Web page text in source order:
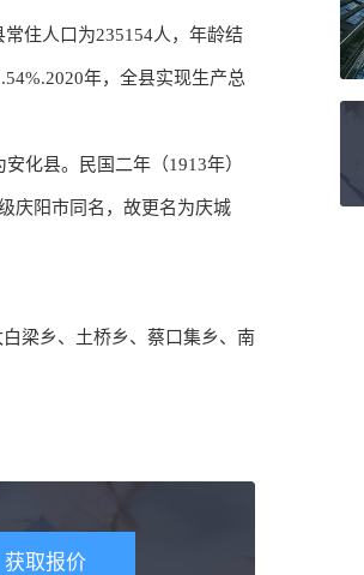
住人口为235154人，年龄结
年，全县实现生产总
化县。民国二年（1913年）
庆阳市同名，故更名为庆城
梁乡、​土桥乡、​蔡口集乡、​南
获取报价